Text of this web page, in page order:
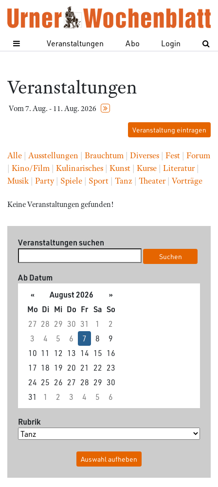
Veranstaltungen Abo Login
Veranstaltungen
Vom 7. Aug. - 11. Aug. 2026
Veranstaltung eintragen
Alle | Ausstellungen | Brauchtum | Diverses | Fest | Forum
| Kino/Film | Kulinarisches | Kunst | Kurse | Literatur|
Musik | Party| Spiele | Sport | Tanz | Theater| Vorträge
Keine Veranstaltungen gefunden!
Veranstaltungen suchen
Suchen
Ab Datum
«
August 2026
»
Mo Di Mi Do Fr Sa So
27 28 29 30 31 1
2
3
4 5 6 7 8
9
10 11 12 13 14 15 16
17 18 19 20 21 22 23
24 25 26 27 28 29 30
31
1 2 3 4 5 6
Rubrik
Auswahl aufheben